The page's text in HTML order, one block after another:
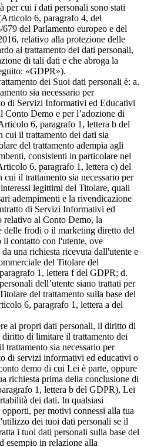
per cui i dati personali sono stati
6, paragrafo 4, del
del Parlamento europeo e del
relativo alla protezione delle
al trattamento dei dati personali,
di tali dati e che abroga la
«GDPR»).
dei Suoi dati personali è: a.
sia necessario per
di Servizi Informativi ed Educativi
Conto Demo e per l’adozione di
6, paragrafo 1, lettera b del
cui il trattamento dei dati sia
del trattamento adempia agli
consistenti in particolare nel
6, paragrafo 1, lettera c) del
il trattamento sia necessario per
legittimi del Titolare, quali
adempimenti e la rivendicazione
di Servizi Informativi ed
relativo al Conto Demo, la
delle frodi o il marketing diretto del
il contatto con l'utente, ove
una richiesta ricevuta dall'utente e
del Titolare del
1, lettera f del GDPR; d.
dell’utente siano trattati per
del trattamento sulla base del
6, paragrafo 1, lettera a del
ai propri dati personali, il diritto di
di limitare il trattamento dei
sia necessario per
di servizi informativi ed educativi o
demo di cui Lei è parte, oppure
richiesta prima della conclusione di
1, lettera b del GDPR), Lei
dei dati. In qualsiasi
per motivi connessi alla tua
dei tuoi dati personali se il
i tuoi dati personali sulla base del
esempio in relazione alla